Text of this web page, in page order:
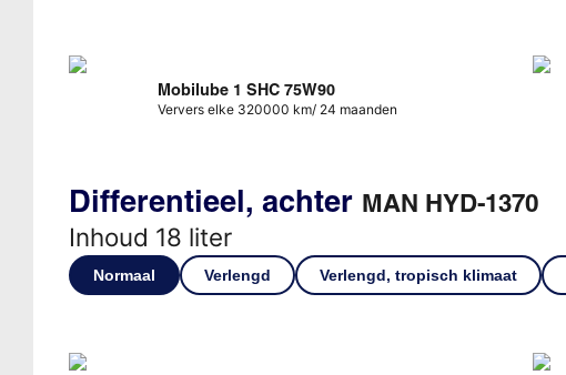
Mobilube 1 SHC 75W90
Ververs elke 320000 km/ 24 maanden
Differentieel, achter MAN HYD-1370
Inhoud 18 liter
Normaal Verlengd Verlengd, tropisch klimaat